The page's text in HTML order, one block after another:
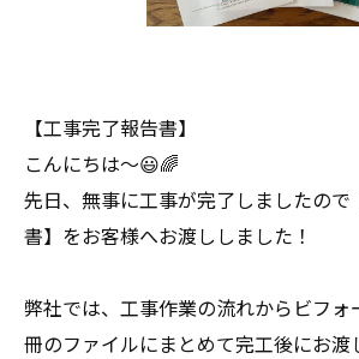
【工事完了報告書】
こんにちは〜😃🌈
先日、無事に工事が完了しましたので
書】をお客様へお渡ししました！
弊社では、工事作業の流れからビフォ
冊のファイルにまとめて完工後にお渡